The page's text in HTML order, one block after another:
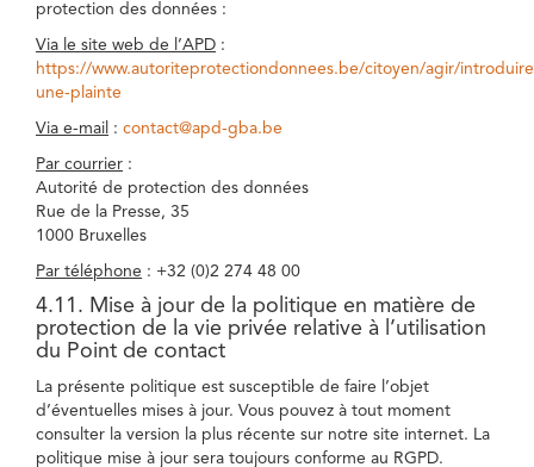
protection des données :
Via le site web de l’APD :
https://www.autoriteprotectiondonnees.be/citoyen/agir/
une-plainte
Via e-mail : contact@apd-gba.be
Par courrier :
Autorité de protection des données
Rue de la Presse, 35
1000 Bruxelles
Par téléphone : +32 (0)2 274 48 00
4.11. Mise à jour de la politique en matière de
protection de la vie privée relative à l’utilisation
du Point de contact
La présente politique est susceptible de faire l’objet
d’éventuelles mises à jour. Vous pouvez à tout moment
consulter la version la plus récente sur notre site internet. La
politique mise à jour sera toujours conforme au RGPD.